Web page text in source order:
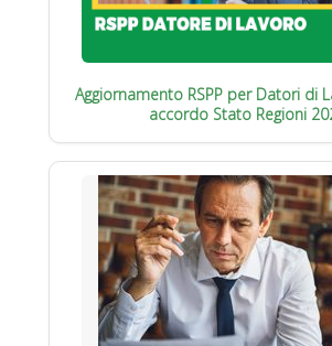
Aggiornamento RSPP per Datori di
accordo Stato Regioni